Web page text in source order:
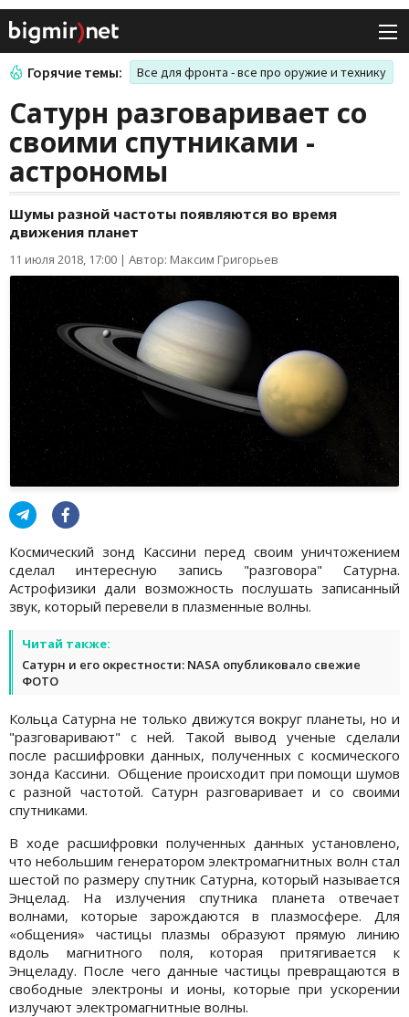
Горячие темы: Все для фронта - все про оружие и технику
Сатурн разговаривает со
своими спутниками -
астрономы
Шумы разной частоты появляются во время
движения планет
11 июля 2018, 17:00 | Автор: Максим Григорьев
Космический зонд Кассини перед своим уничтожением
сделал интересную запись "разговора" Сатурна.
Астрофизики дали возможность послушать записанный
звук, который перевели в плазменные волны.
Читай также:
Сатурн и его окрестности: NASA опубликовало свежие
ФОТО
Кольца Сатурна не только движутся вокруг планеты, но и
"разговаривают" с ней. Такой вывод ученые сделали
после расшифровки данных, полученных с космического
зонда Кассини. Общение происходит при помощи шумов
с разной частотой. Сатурн разговаривает и со своими
спутниками.
В ходе расшифровки полученных данных установлено,
что небольшим генератором электромагнитных волн стал
шестой по размеру спутник Сатурна, который называется
Энцелад. На излучения спутника планета отвечает
волнами, которые зарождаются в плазмосфере. Для
«общения» частицы плазмы образуют прямую линию
вдоль магнитного поля, которая притягивается к
Энцеладу. После чего данные частицы превращаются в
свободные электроны и ионы, которые при ускорении
излучают электромагнитные волны.